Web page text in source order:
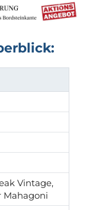
Vintage,
Mahagoni